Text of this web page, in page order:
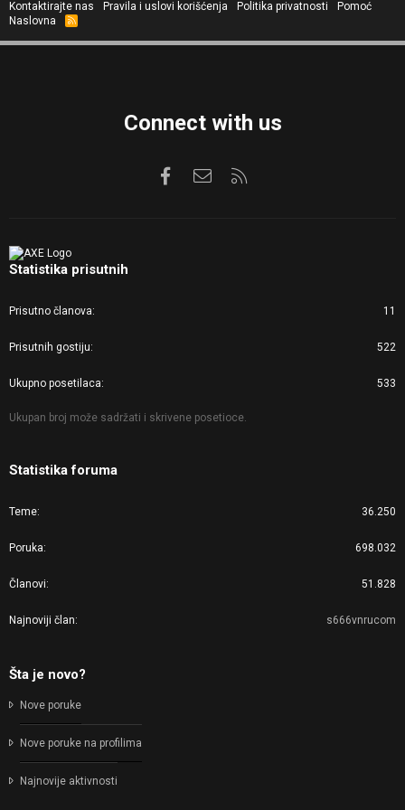
Kontaktirajte nas
Pravila i uslovi korišćenja Politika privatnosti
Pomoć
Naslovna
R
S
Connect with us
FacebookKontaktirajte nas
Statistika prisutnih
Prisutno članova 11
Prisutnih gostiju 522
Ukupno posetilaca 533
Ukupan broj može sadržati i skrivene posetioce.
Statistika foruma
Teme 36.250
Poruka 698.032
Članovi 51.828
Najnoviji član s666vnrucom
Šta je novo?
Nove poruke
Nove poruke na profilima
Najnovije aktivnosti